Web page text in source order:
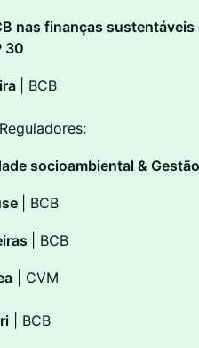
nas finanças
30
| BCB
socioambiental &
| BCB
| BCB
| CVM
| BCB